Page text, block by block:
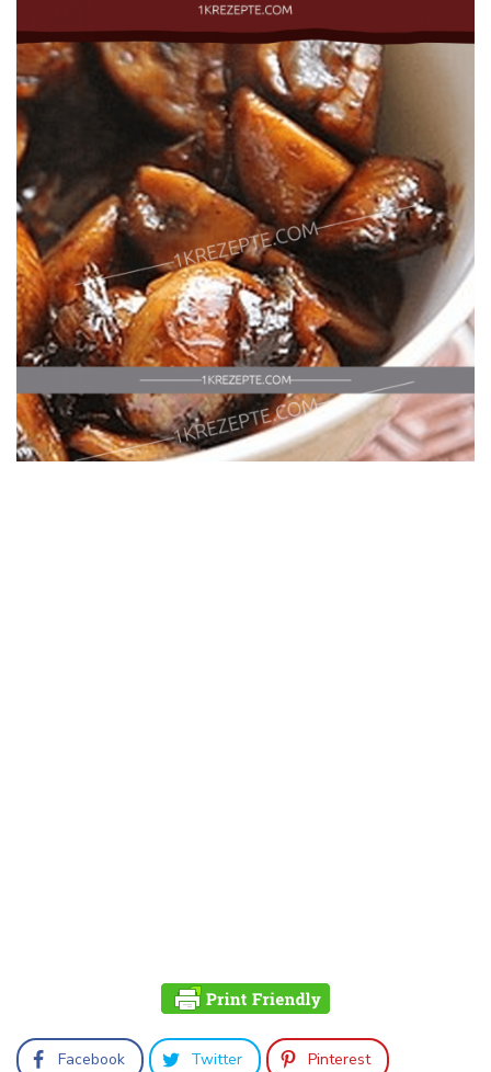
Facebook Twitter Pinterest